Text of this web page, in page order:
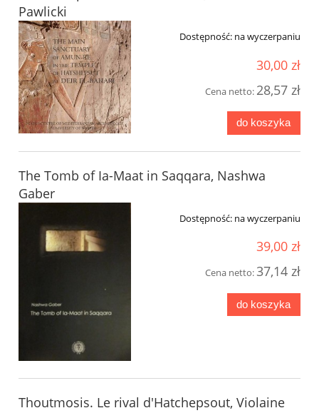
Pawlicki
Dostępność: na wyczerpaniu
30,00 zł
Cena netto: 28,57 zł
do koszyka
The Tomb of Ia-Maat in Saqqara, Nashwa
Gaber
Dostępność: na wyczerpaniu
39,00 zł
Cena netto:37,14 zł
do koszyka
Thoutmosis. Le rival d'Hatchepsout, Violaine